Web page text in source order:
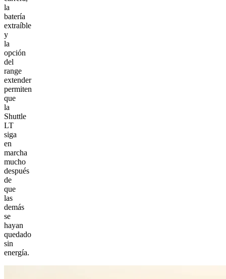
la
batería
extraíble
y
la
opción
del
range
extender
permiten
que
la
Shuttle
LT
siga
en
marcha
mucho
después
de
que
las
demás
se
hayan
quedado
sin
energía.